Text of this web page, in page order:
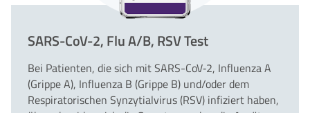
SARS-CoV-2, Flu A/B, RSV Test
Bei Patienten, die sich mit SARS-CoV‑2, Influenza A
(Grippe A), Influenza B (Grippe B) und/​oder dem
Respiratorischen Synzytialvirus (RSV) infiziert haben,